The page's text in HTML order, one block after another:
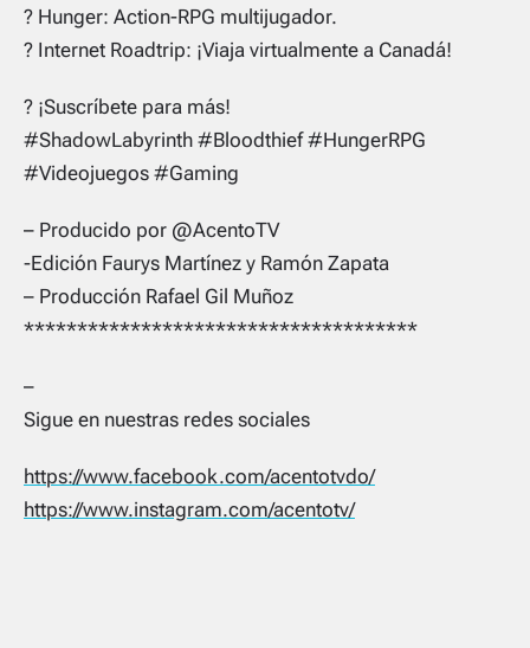
? Hunger: Action-RPG multijugador.
? Internet Roadtrip: ¡Viaja virtualmente a Canadá!
? ¡Suscríbete para más!
#ShadowLabyrinth #Bloodthief #HungerRPG
#Videojuegos #Gaming
– Producido por @AcentoTV
-Edición Faurys Martínez y Ramón Zapata
– Producción Rafael Gil Muñoz
*************************************
–
Sigue en nuestras redes sociales
https://www.facebook.com/acentotvdo/
https://www.instagram.com/acentotv/